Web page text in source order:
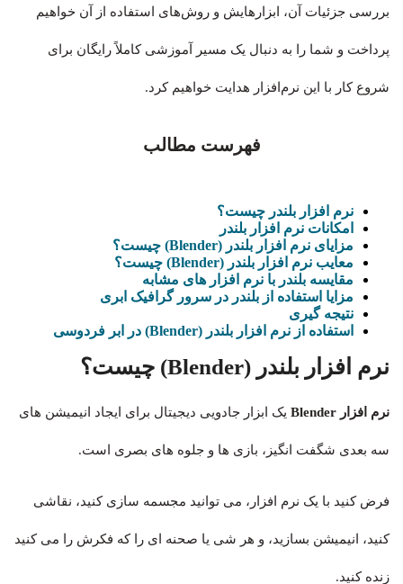
بررسی جزئیات آن، ابزارهایش و روش‌های استفاده از آن خواهیم
پرداخت و شما را به دنبال یک مسیر آموزشی کاملاً رایگان برای
شروع کار با این نرم‌افزار هدایت خواهیم کرد.
فهرست مطالب
نرم افزار بلندر چیست؟
امکانات نرم افزار بلندر
مزایای نرم افزار بلندر (Blender)
چیست؟
معایب نرم افزار بلندر (Blender)
چیست؟
مقایسه بلندر با نرم افزار های مشابه
مزایا استفاده از بلندر در سرور گرافیک ابری
نتیجه گیری
استفاده از نرم افزار بلندر (Blender) در ابر فردوسی
نرم افزار بلندر (Blender) چیست؟
نرم افزار Blender یک ابزار جادویی دیجیتال برای ایجاد انیمیشن های
سه بعدی شگفت انگیز، بازی ها و جلوه های بصری است.
فرض کنید با یک نرم افزار، می توانید مجسمه سازی کنید، نقاشی
کنید، انیمیشن بسازید، و هر شی یا صحنه ای را که فکرش را می کنید
زنده کنید.